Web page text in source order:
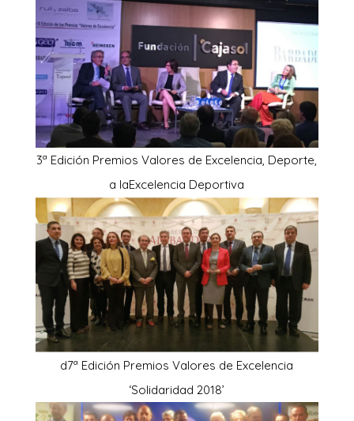
3ª Edición Premios Valores de Excelencia, Deporte,
a laExcelencia Deportiva
d7ª Edición Premios Valores de Excelencia
‘Solidaridad 2018’